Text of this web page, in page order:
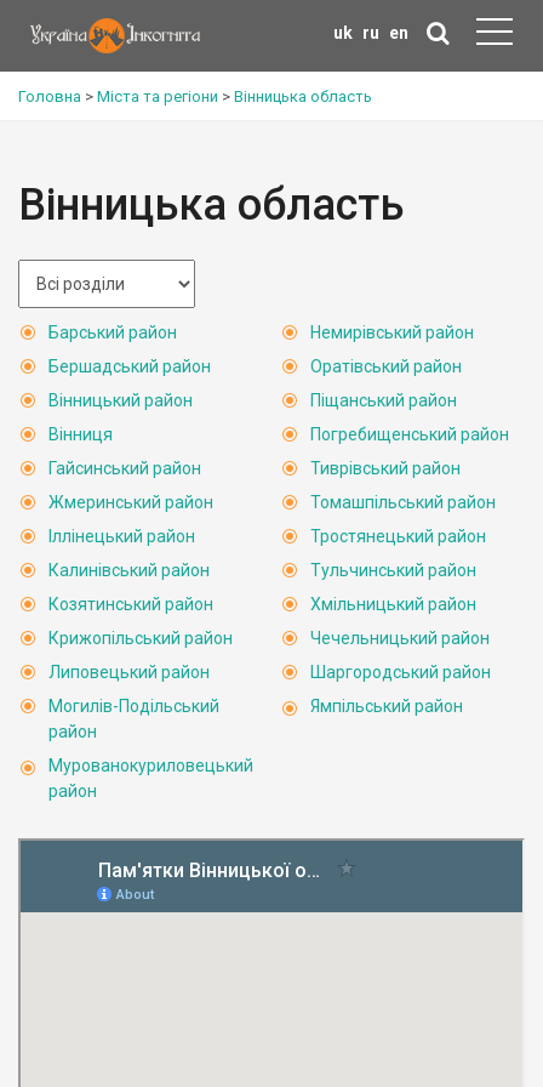
uk ru en
Головна > Міста та регіони > Вінницька область
Вінницька область
Барський район
Бершадський район
Вінницький район
Вінниця
Гайсинський район
Жмеринський район
Іллінецький район
Калинівський район
Козятинський район
Крижопільський район
Липовецький район
Могилів-Подільський
район
Мурованокуриловецький
район
Немирівський район
Оратівський район
Піщанський район
Погребищенський район
Тиврівський район
Томашпільський район
Тростянецький район
Тульчинський район
Хмільницький район
Чечельницький район
Шаргородський район
Ямпільський район